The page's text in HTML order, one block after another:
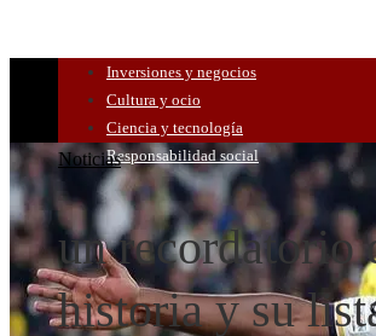
Inversiones y negocios
Cultura y ocio
Ciencia y tecnología
Responsabilidad social
Noticias
un recordatorio
historia y su